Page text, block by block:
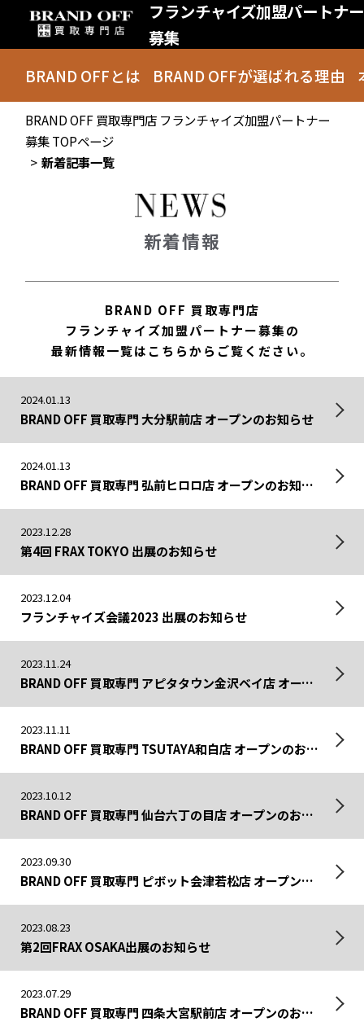
フランチャイズ加盟パートナー
募集
BRAND OFFとは BRAND OFFが選ばれる理由
BRAND OFF 買取専門店 フランチャイズ加盟パートナー
募集 TOPページ
新着記事一覧
新着情報
BRAND OFF 買取専門店
フランチャイズ加盟パートナー募集の
最新情報一覧はこちらからご覧ください。
2024.01.13
BRAND OFF 買取専門 大分駅前店 オープンのお知らせ
2024.01.13
BRAND OFF 買取専門 弘前ヒロロ店 オープンのお知らせ
2023.12.28
第4回 FRAX TOKYO 出展のお知らせ
2023.12.04
フランチャイズ会議2023 出展のお知らせ
2023.11.24
BRAND OFF 買取専門 アピタタウン金沢ベイ店 オープンのお知らせ
2023.11.11
BRAND OFF 買取専門 TSUTAYA和白店 オープンのお知らせ
2023.10.12
BRAND OFF 買取専門 仙台六丁の目店 オープンのお知らせ
2023.09.30
BRAND OFF 買取専門 ピボット会津若松店 オープンのお知らせ
2023.08.23
第2回FRAX OSAKA出展のお知らせ
2023.07.29
BRAND OFF 買取専門 四条大宮駅前店 オープンのお知らせ